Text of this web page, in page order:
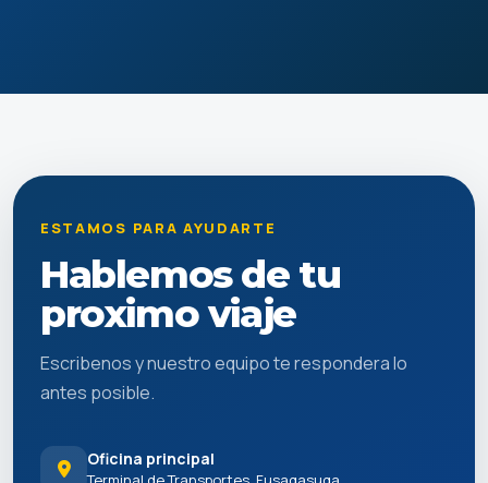
ESTAMOS PARA AYUDARTE
Hablemos de tu
proximo viaje
Escribenos y nuestro equipo te respondera lo
antes posible.
Oficina principal